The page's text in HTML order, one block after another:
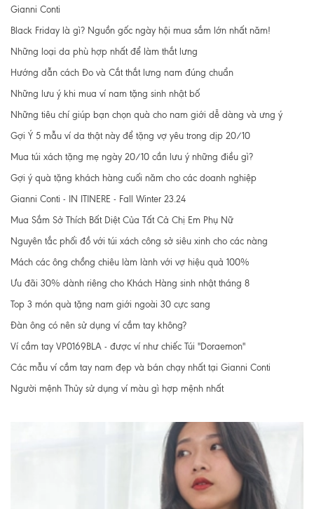
Gianni Conti
Black Friday là gì? Nguồn gốc ngày hội mua sắm lớn nhất năm!
Những loại da phù hợp nhất để làm thắt lưng
Hướng dẫn cách Đo và Cắt thắt lưng nam đúng chuẩn
Những lưu ý khi mua ví nam tặng sinh nhật bố
Những tiêu chí giúp bạn chọn quà cho nam giới dễ dàng và ưng ý
Gợi Ý 5 mẫu ví da thật này để tặng vợ yêu trong dịp 20/10
Mua túi xách tặng mẹ ngày 20/10 cần lưu ý những điều gì?
Gợi ý quà tặng khách hàng cuối năm cho các doanh nghiệp
Gianni Conti - IN ITINERE - Fall Winter 23.24
Mua Sắm Sở Thích Bất Diệt Của Tất Cả Chị Em Phụ Nữ
Nguyên tắc phối đồ với túi xách công sở siêu xinh cho các nàng
Mách các ông chồng chiêu làm lành với vợ hiệu quả 100%
Ưu đãi 30% dành riêng cho Khách Hàng sinh nhật tháng 8
Top 3 món quà tặng nam giới ngoài 30 cực sang
Đàn ông có nên sử dụng ví cầm tay không?
Ví cầm tay VP0169BLA - được ví như chiếc Túi "Doraemon"
Các mẫu ví cầm tay nam đẹp và bán chạy nhất tại Gianni Conti
Người mệnh Thủy sử dụng ví màu gì hợp mệnh nhất